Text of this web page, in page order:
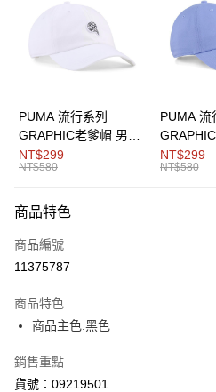
Apple Pay
Google Pay
貨到付款
宅配(離島恕不配送)
每筆NT$150，滿NT$1,800(含以上)
宅配貨到付款(離島恕不配送)
每筆NT$180
PUMA 流行系列
GRAPHIC老爹帽 男女
共同
NT$299
NT$580
PUMA 流
共同
NT$299
NT$580
商品特色
商品編號
11375787
商品特色
商品主色:黑色
銷售重點
貨號：09219501